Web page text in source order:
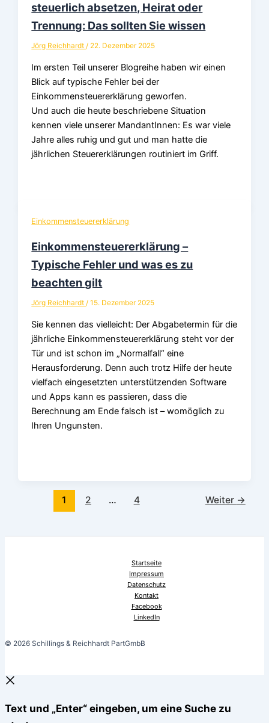
steuerlich absetzen, Heirat oder
Trennung: Das sollten Sie wissen
Jörg Reichhardt/ 22. Dezember 2025
Im ersten Teil unserer Blogreihe haben wir einen
Blick auf typische Fehler bei der
Einkommensteuererklärung geworfen.
Und auch die heute beschriebene Situation
kennen viele unserer MandantInnen: Es war viele
Jahre alles ruhig und gut und man hatte die
jährlichen Steuererklärungen routiniert im Griff.
Einkommensteuererklärung
Einkommensteuererklärung –
Typische Fehler und was es zu
beachten gilt
Jörg Reichhardt/15. Dezember 2025
Sie kennen das vielleicht: Der Abgabetermin für die
jährliche Einkommensteuererklärung steht vor der
Tür und ist schon im „Normalfall“ eine
Herausforderung. Denn auch trotz Hilfe der heute
vielfach eingesetzten unterstützenden Software
und Apps kann es passieren, dass die
Berechnung am Ende falsch ist – womöglich zu
Ihren Ungunsten.
1 2 … 4 Weiter →
Startseite
Impressum
Datenschutz
Kontakt
Facebook
LinkedIn
© 2026 Schillings & Reichhardt PartGmbB
Text und „Enter“ eingeben, um eine Suche zu